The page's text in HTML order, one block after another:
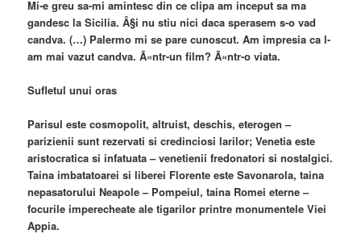
Mi-e greu sa-mi amintesc din ce clipa am inceput sa ma
gandesc la Sicilia. Â§i nu stiu nici daca sperasem s-o vad
candva. (…) Palermo mi se pare cunoscut. Am impresia ca l-
am mai vazut candva. Ã«ntr-un film? Ã«ntr-o viata.
Sufletul unui oras
Parisul este cosmopolit, altruist, deschis, eterogen –
parizienii sunt rezervati si credinciosi larilor; Venetia este
aristocratica si infatuata – venetienii fredonatori si nostalgici.
Taina imbatatoarei si liberei Florente este Savonarola, taina
nepasatorului Neapole – Pompeiul, taina Romei eterne –
focurile imperecheate ale tigarilor printre monumentele Viei
Appia.